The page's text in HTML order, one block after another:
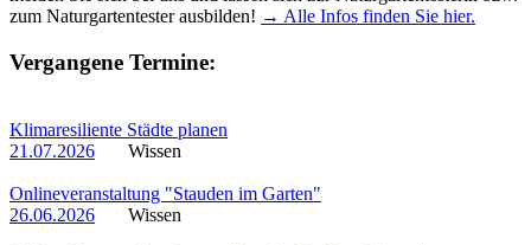
zum Naturgartentester ausbilden! → Alle Infos finden Sie hier.
Vergangene Termine:
Klimaresiliente Städte planen
21.07.2026
Wissen
Onlineveranstaltung "Stauden im Garten"
26.06.2026
Wissen